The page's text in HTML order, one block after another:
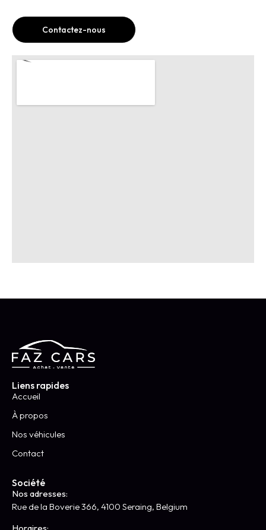
Contactez-nous
Liens rapides
Accueil
À propos
Nos véhicules
Contact
Société
Nos adresses:
Rue de la Boverie 366, 4100 Seraing, Belgium